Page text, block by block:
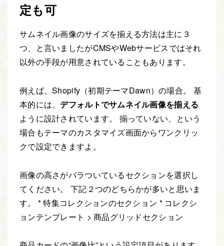
定も可
サムネイル画像のサイズを揃える方法は主に３
つ、と言いましたがCMSやWebサービスではそれ
以外の手段が用意されていることもあります。
例えば、Shopify（初期テーマDawn）の場合。 基
本的には、デフォルトでサムネイル画像を揃える
ように設計されています。 揃っていない、という
場合もテーマのカスタマイズ画面からワンクリッ
クで設定できますよ。
画像の高さがバラついているセクションを選択し
てください。 下記２つのどちらかが多いと思いま
す。 * 特集コレクションのセクション * コレクシ
ョンテンプレート > 商品グリッドセクション